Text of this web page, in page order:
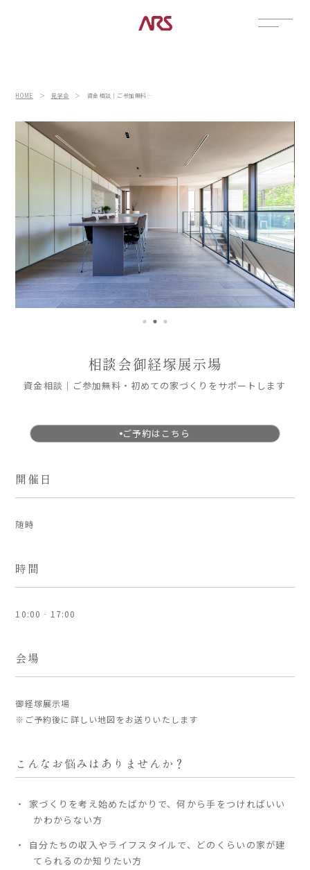
展示場
資料請求
CONTENTS
- 設計コンセプト
- 商品コンセプト
デザイン
- 内観デザイン
- 生活デザイン
- 高断熱性能
- 高耐震性能
- 保証
家づくりの流れ
企業情報
採用情報
POSTS
インタビュー
土地情報
お知らせ
ブログ
HOME ＞ 見学会 ＞ 資金相談｜ご参加無料・初めての家づくりをサポートします
相談会御経塚展示場
資金相談｜ご参加無料・初めての家づくりをサポートします
ご予約はこちら
開催日
随時
時間
10:00‐17:00
会場
御経塚展示場
※ご予約後に詳しい地図をお送りいたします
こんなお悩みはありませんか？
家づくりを考え始めたばかりで、何から手をつければいい
かわからない方
自分たちの収入やライフスタイルで、どのくらいの家が建
てられるのか知りたい方